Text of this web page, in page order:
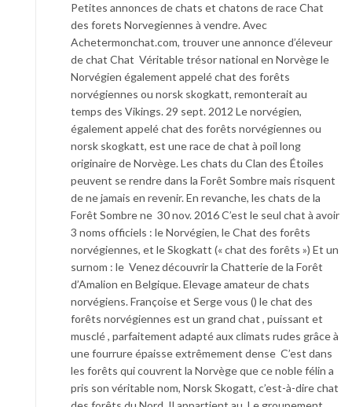
Petites annonces de chats et chatons de race Chat
des forets Norvegiennes à vendre. Avec
Achetermonchat.com, trouver une annonce d’éleveur
de chat Chat Véritable trésor national en Norvège le
Norvégien également appelé chat des forêts
norvégiennes ou norsk skogkatt, remonterait au
temps des Vikings. 29 sept. 2012 Le norvégien,
également appelé chat des forêts norvégiennes ou
norsk skogkatt, est une race de chat à poil long
originaire de Norvège. Les chats du Clan des Étoiles
peuvent se rendre dans la Forêt Sombre mais risquent
de ne jamais en revenir. En revanche, les chats de la
Forêt Sombre ne 30 nov. 2016 C’est le seul chat à avoir
3 noms officiels : le Norvégien, le Chat des forêts
norvégiennes, et le Skogkatt (« chat des forêts ») Et un
surnom : le Venez découvrir la Chatterie de la Forêt
d’Amalion en Belgique. Elevage amateur de chats
norvégiens. Françoise et Serge vous () le chat des
forêts norvégiennes est un grand chat , puissant et
musclé , parfaitement adapté aux climats rudes grâce à
une fourrure épaisse extrêmement dense C’est dans
les forêts qui couvrent la Norvège que ce noble félin a
pris son véritable nom, Norsk Skogatt, c’est-à-dire chat